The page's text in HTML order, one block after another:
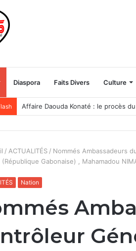
Diaspora Faits Divers Culture
Trump veut bloquer le “tourisme des
/ ACTUALITÉS / Nommés Ambassadeurs
Gabonaise) , Mahamadou
Nation